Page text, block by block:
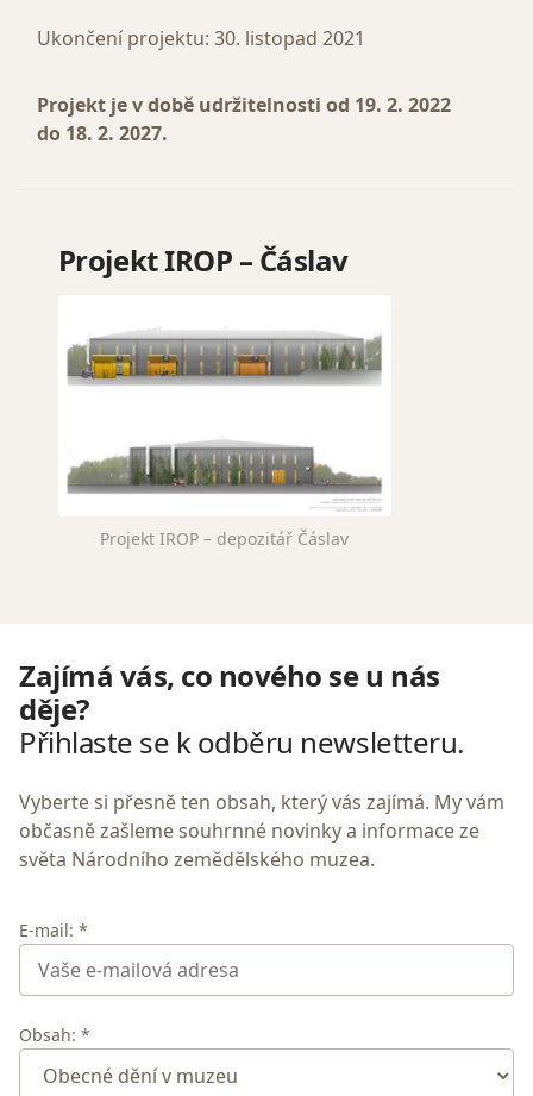
Ukončení projektu: 30. listopad 2021
Projekt je v době udržitelnosti od 19. 2. 2022
do 18. 2. 2027.
Projekt IROP – Čáslav
Projekt IROP – depozitář Čáslav
Zajímá vás, co nového se u nás
děje?
Přihlaste se k odběru newsletteru.
Vyberte si přesně ten obsah, který vás zajímá. My vám
občasně zašleme souhrnné novinky a informace ze
světa Národního zemědělského muzea.
E-mail: *
Obsah: *